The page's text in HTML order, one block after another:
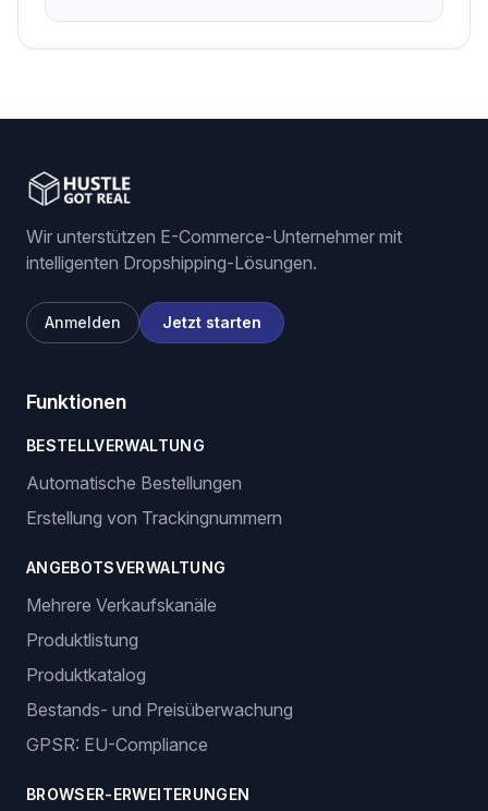
Wir unterstützen E-Commerce-Unternehmer mit
intelligenten Dropshipping-Lösungen.
Anmelden Jetzt starten
Funktionen
BESTELLVERWALTUNG
Automatische Bestellungen
Erstellung von Trackingnummern
ANGEBOTSVERWALTUNG
Mehrere Verkaufskanäle
Produktlistung
Produktkatalog
Bestands- und Preisüberwachung
GPSR: EU-Compliance
BROWSER-ERWEITERUNGEN